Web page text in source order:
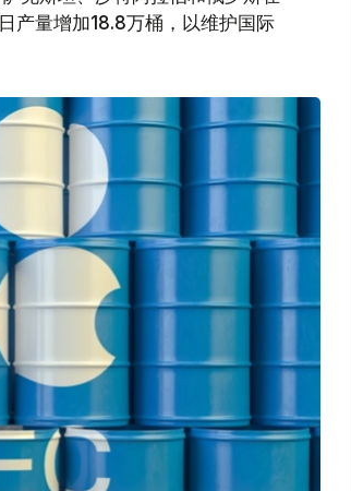
产量增加18.8万桶，以维护国际